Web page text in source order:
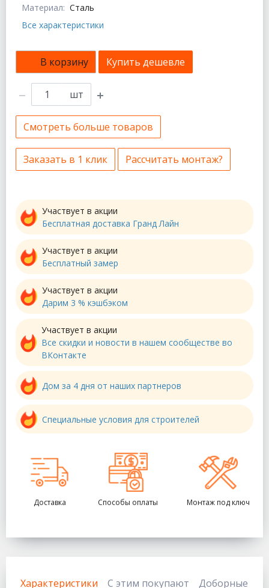
Материал: Сталь
Все характеристики
В корзину Купить дешевле
шт
Смотреть больше товаров
Заказать в 1 клик Рассчитать монтаж?
Участвует в акции
Бесплатная доставка Гранд Лайн
Участвует в акции
Бесплатный замер
Участвует в акции
Дарим 3 % кэшбэком
Участвует в акции
Все скидки и новости в нашем сообществе во
ВКонтакте
Дом за 4 дня от наших партнеров
Специальные условия для строителей
Доставка Способы оплаты Монтаж под ключ
Характеристики С этим покупают Доборные